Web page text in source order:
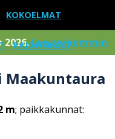
KOKOELMAT
RAJOITUKSET
2026.Lue tarkemmin
m; paikkakunnat: